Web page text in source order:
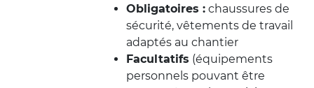
Obligatoires : chaussures de
sécurité, vêtements de travail
adaptés au chantier
Facultatifs (équipements
personnels pouvant être